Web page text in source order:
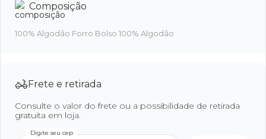
Composição
100% Algodão Forro Bolso 100% Algodão
Frete e retirada
Consulte o valor do frete ou a possibilidade de retirada
gratuita em loja.
Digite seu cep